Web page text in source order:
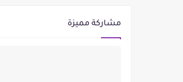
مشاركة مميزة